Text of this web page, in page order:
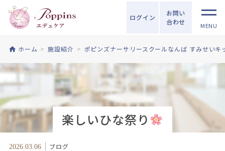
ログイン
お問い
合わせ
MENU
ホーム 施設紹介 ポピンズナーサリースクールなんば すみせいキ
楽しいひな祭り
2026.03.06 ブログ